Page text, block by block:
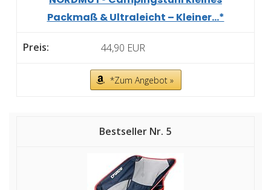
Packmaß & Ultraleicht – Kleiner...*
44,90 EUR
*Zum Angebot »
5